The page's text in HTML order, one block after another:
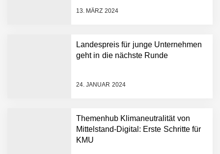
13. MÄRZ 2024
Landespreis für junge Unternehmen
geht in die nächste Runde
24. JANUAR 2024
Themenhub Klimaneutralität von
Mittelstand-Digital: Erste Schritte für
KMU
AI breit auszurollen
Humanoider Roboter bringt
Hightech ins Stadion
FiniteNow ermöglicht
Entwicklungsprozesse
Pyck im Employer Portrait